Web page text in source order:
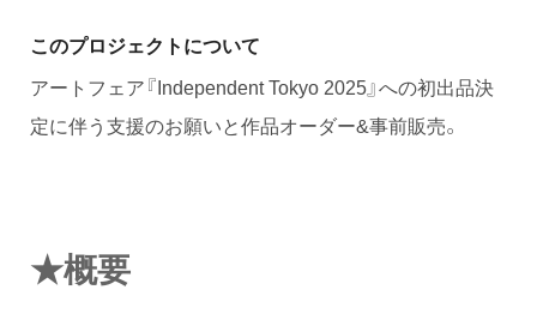
このプロジェクトについて
アートフェア『Independent Tokyo 2025』への初出品決
定に伴う支援のお願いと作品オーダー&事前販売。
★概要